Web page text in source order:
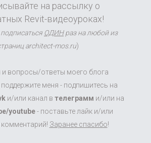
на рассылку о
Revit-видеоуроках!
ОДИНраз на любой из
architect-mos.ru)
и вопросы/ответы моего блога
, поддержите меня - подпишитесь на
и/или канал в телеграмм и/или на
youtube- поставьте лайк и/или
Заранее спасибо!